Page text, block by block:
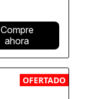
Compre
ahora
OFERTADO